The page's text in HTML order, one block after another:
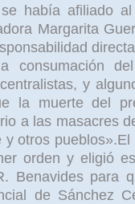
había afiliado al
Margarita
consumación
y
la muerte del
a las masacres
y otros
orden y eligió
Benavides para
de Sánchez